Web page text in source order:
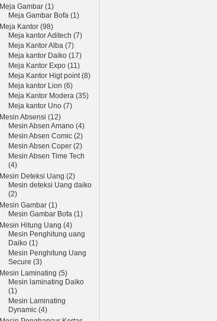
Meja Gambar (1)
Meja Gambar Bofa (1)
Meja Kantor (98)
Meja kantor Aditech (7)
Meja Kantor Alba (7)
Meja kantor Daiko (17)
Meja Kantor Expo (11)
Meja Kantor Higt point (8)
Meja kantor Lion (6)
Meja Kantor Modera (35)
Meja kantor Uno (7)
Mesin Absensi (12)
Mesin Absen Amano (4)
Mesin Absen Comic (2)
Mesin Absen Coper (2)
Mesin Absen Time Tech
(4)
Mesin Deteksi Uang (2)
Mesin deteksi Uang daiko
(2)
Mesin Gambar (1)
Mesin Gambar Bofa (1)
Mesin Hitung Uang (4)
Mesin Penghitung uang
Daiko (1)
Mesin Penghitung Uang
Secure (3)
Mesin Laminating (5)
Mesin laminating Daiko
(1)
Mesin Laminating
Dynamic (4)